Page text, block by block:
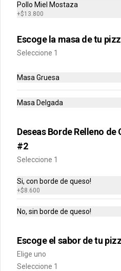
Pollo Miel Mostaza
+$13.800
Escoge la masa de tu
Seleccione 1
Masa Gruesa
Masa Delgada
Deseas Borde Relleno de
#2
Seleccione 1
Si, con borde de queso!
+$8.600
No, sin borde de queso!
Escoge el sabor de tu
Elige uno
Seleccione 1